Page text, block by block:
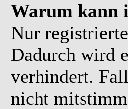
Warum kann
Nur
Dadurch wird
verhindert.
nicht